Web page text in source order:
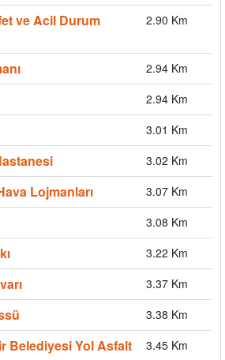
ve Acil Durum
2.90 Km
2.94 Km
2.94 Km
3.01 Km
3.02 Km
Lojmanları 3.07 Km
3.08 Km
3.22 Km
3.37 Km
3.38 Km
Belediyesi Yol Asfalt
3.45 Km